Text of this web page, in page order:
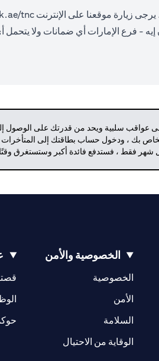
زيارة موقعنا على الإنترنت tnc.
- فرع الإمارات أي ضمانات ولا يتحمل
عواقب سلبية ويحد من قدرتك على الوصول
بك ، ودخول حساب بطاقتك إلى
كل شهر فقط ، فستدفع فائدة أكبر وستستغرق
الخصوصية والأمن
الخصوصية opens in a new tab
الأمن
السلامة
الوقاية من الاحتيال